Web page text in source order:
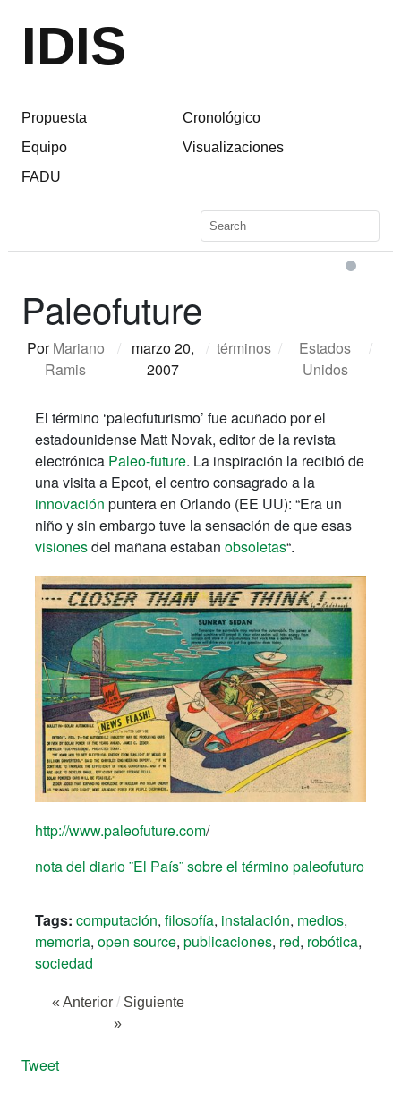
IDIS
Propuesta
Equipo
FADU
Cronológico
Visualizaciones
Paleofuture
PorMariano
Ramis
/ marzo 20,
2007
/ términos /
Estados
Unidos
/
El término ‘paleofuturismo’ fue acuñado por el
estadounidense Matt Novak, editor de la revista
electrónica Paleo-future. La inspiración la recibió de
una visita a Epcot, el centro consagrado a la
innovación puntera en Orlando (EE UU): “Era un
niño y sin embargo tuve la sensación de que esas
visionesdel mañana estaban obsoletas“.
http://www.paleofuture.com/
nota del diario ¨El País¨ sobre el término paleofuturo
Tags: computación, filosofía, instalación, medios,
memoria, open source, publicaciones, red, robótica,
sociedad
« Anterior / Siguiente
»
Tweet